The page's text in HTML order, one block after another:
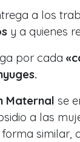
a los
y a quienes
por cada
Maternal se
a las
similar,